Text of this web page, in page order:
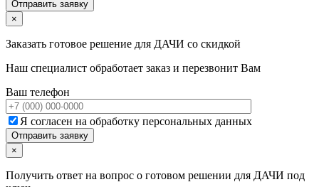
×
Заказать готовое решение для ДАЧИ со скидкой
Наш специалист обработает заказ и перезвонит Вам
Ваш телефон
Я согласен на обработку персональных данных
×
Получить ответ на вопрос о готовом решении для ДАЧИ под